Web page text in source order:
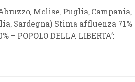
Molise, Puglia, Campania,
Sardegna) Stima affluenza 71%
– POPOLO DELLA LIBERTA’: